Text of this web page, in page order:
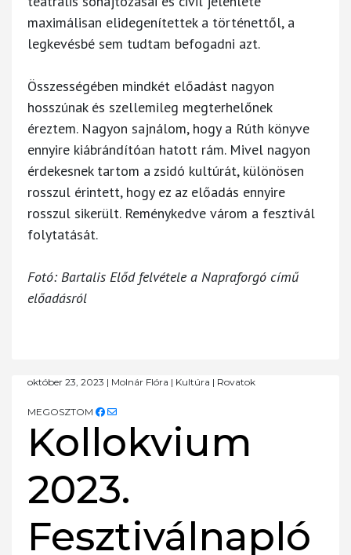
maximálisan elidegenítettek a történettől, a
legkevésbé sem tudtam befogadni azt.
Összességében mindkét előadást nagyon
hosszúnak és szellemileg megterhelőnek
éreztem. Nagyon sajnálom, hogy a Rúth könyve
ennyire kiábrándítóan hatott rám. Mivel nagyon
érdekesnek tartom a zsidó kultúrát, különösen
rosszul érintett, hogy ez az előadás ennyire
rosszul sikerült. Reménykedve várom a fesztivál
folytatását.
Fotó: Bartalis Előd felvétele a Napraforgó című
előadásról
október 23, 2023 | Molnár Flóra | Kultúra | Rovatok
MEGOSZTOM
Kollokvium
2023.
Fesztiválnapló